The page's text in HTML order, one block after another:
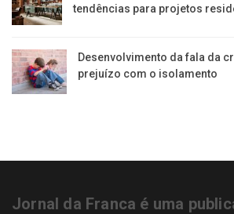
tendências para projetos
Desenvolvimento da fala da
prejuízo com o isolamento
Jornal da Franca é uma